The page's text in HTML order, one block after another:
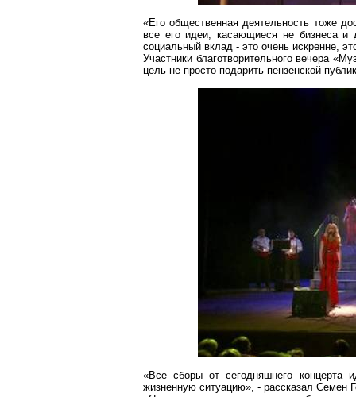
«Его общественная деятельность тоже
все его идеи, касающиеся не бизнеса и
социальный вклад - это очень искренне,
Участники благотворительного вечера
цель не просто подарить пензенской
«Все сборы от сегодняшнего концерта
жизненную ситуацию», - рассказал Семен